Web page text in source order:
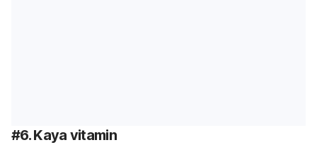
#6. Kaya vitamin